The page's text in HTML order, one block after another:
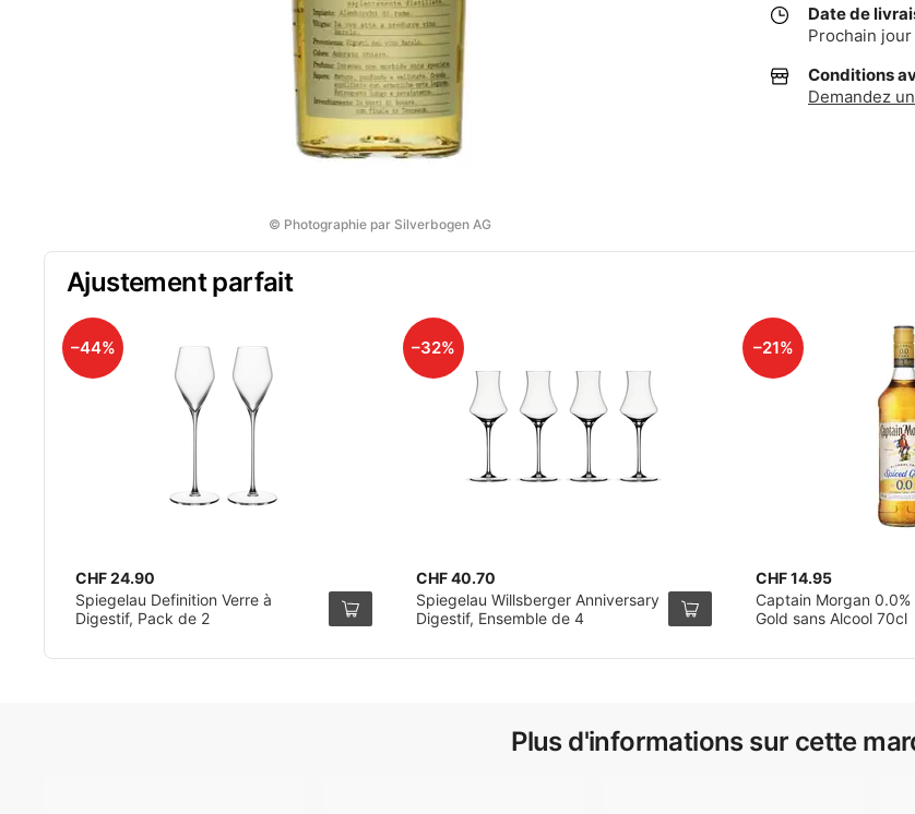
© Photographie par Silverbogen AG
Date de
Prochain
Conditions
Demandez
Ajustement parfait
–44%
CHF 24.90
Spiegelau Definition Verre à
Digestif, Pack de 2
–32%
CHF 40.70
Spiegelau Willsberger Anniversary
Digestif, Ensemble de 4
–21%
CHF 14.95
Captain Morgan 0.0%
Gold sans Alcool 70cl
Plus d'informations sur cette